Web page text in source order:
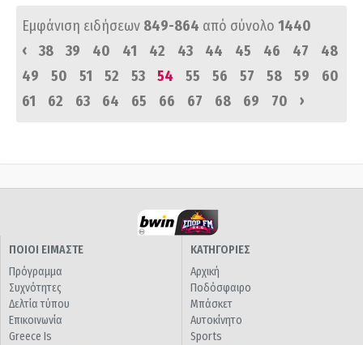
Εμφάνιση ειδήσεων 849-864 από σύνολο 1440
‹
38 39 40 41 42 43 44 45 46 47
48
49
50 51 52 53 54 55 56 57 58 59
60
61
62 63 64 65 66 67 68 69 70 ›
ΠΟΙΟΙ ΕΙΜΑΣΤΕ
Πρόγραμμα
Συχνότητες
Δελτία τύπου
Επικοινωνία
Greece Is
ΚΑΤΗΓΟΡΙΕΣ
Αρχική
Ποδόσφαιρο
Μπάσκετ
Αυτοκίνητο
Sports